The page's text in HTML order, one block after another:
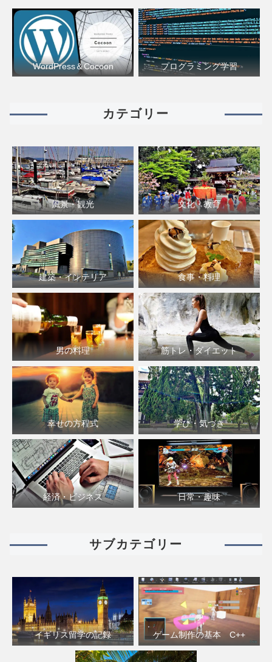
WordPress＆Cocoon プログラミング学習
カテゴリー
風景・観光 文化・教育
建築・インテリア 食事・料理
男の料理 筋トレ・ダイエット
幸せの方程式 学び・気づき
経済・ビジネス 日常・趣味
サブカテゴリー
イギリス留学の記録 ゲーム制作の基本 C++